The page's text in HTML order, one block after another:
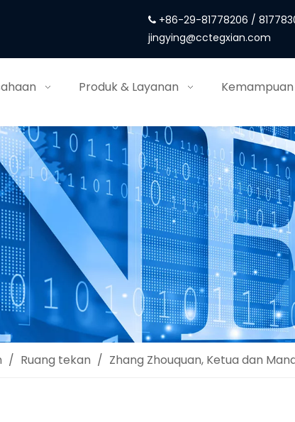
 +86-29-81778206 /
jingying@cctegxian.com
Produk & Layanan Kemampuan
/ Ruang tekan / Zhang Zhouquan, Ketua dan